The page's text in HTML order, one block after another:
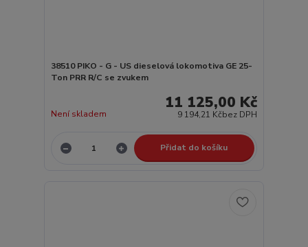
38510 PIKO - G - US dieselová lokomotiva GE 25-
Ton PRR R/C se zvukem
11 125,00 Kč
9 194,21 Kčbez DPH
Není skladem
Přidat do košíku